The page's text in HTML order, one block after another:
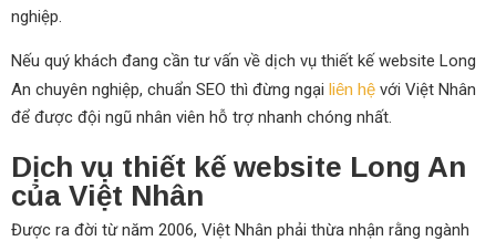
nghiệp.
Nếu quý khách đang cần tư vấn về dịch vụ thiết kế website Long
An chuyên nghiệp, chuẩn SEO thì đừng ngại liên hệ với Việt Nhân
để được đội ngũ nhân viên hỗ trợ nhanh chóng nhất.
Dịch vụ thiết kế website Long An
của Việt Nhân
Được ra đời từ năm 2006, Việt Nhân phải thừa nhận rằng ngành